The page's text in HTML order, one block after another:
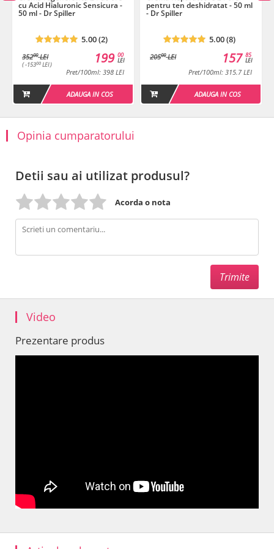
cu Acid Hialuronic Sensicura -
50 ml - Dr Spiller
5.00 (2)
35200LEI
( -15300 LEI )
00
LEI
199
Pret/100ml: 398 LEI
ADAUGA IN COS
pentru ten deshidratat - 50 ml
- Dr Spiller
5.00 (8)
20500LEI 85
LEI
157
Pret/100ml: 315.7 LEI
ADAUGA IN COS
Opinia cumparatorului
Detii sau ai utilizat produsul?
Acorda o nota
Video
Prezentare produs